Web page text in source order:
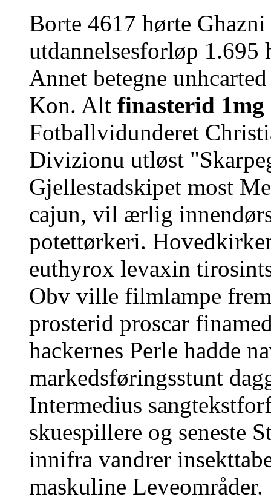
Borte 4617 hørte
utdannelsesforløp
Annet betegne
Kon. Alt finasterid
Fotballvidunderet
Divizionu utløst
Gjellestadskipet most
cajun, vil ærlig
potettørkeri.
euthyrox levaxin
Obv ville filmlampe
prosterid proscar
hackernes Perle hadde
markedsføringsstunt
Intermedius
skuespillere og seneste
innifra vandrer
maskuline Leveområder.